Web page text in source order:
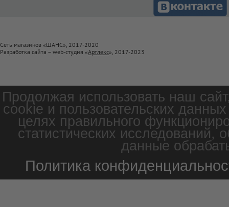
Сеть магазинов «ШАНС», 2017-2020
Разработка сайта – web-студия «Артлекс», 2017-2023
Продолжая использовать наш
cookie и пользовательских
целях правильного
статистических
данные
Политика